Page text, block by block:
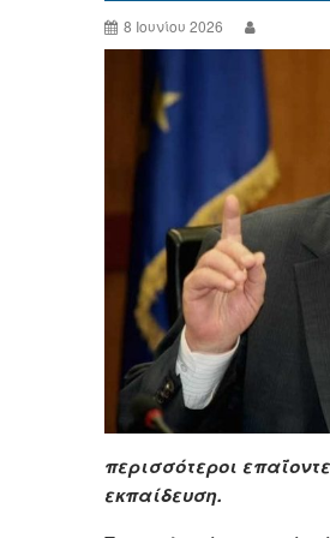
8 Ιουνίου 2026
περισσότεροι
εκπαίδευση.